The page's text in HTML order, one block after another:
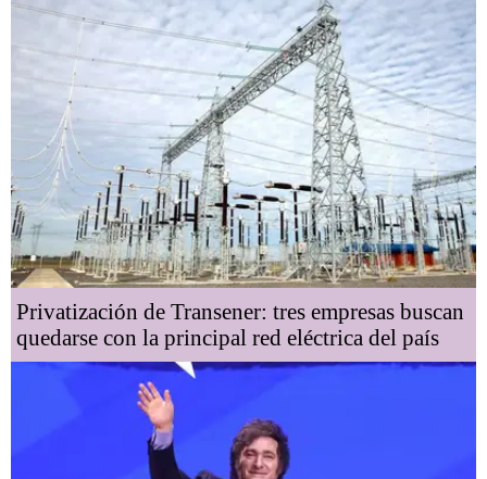
Privatización de Transener: tres empresas buscan
quedarse con la principal red eléctrica del país